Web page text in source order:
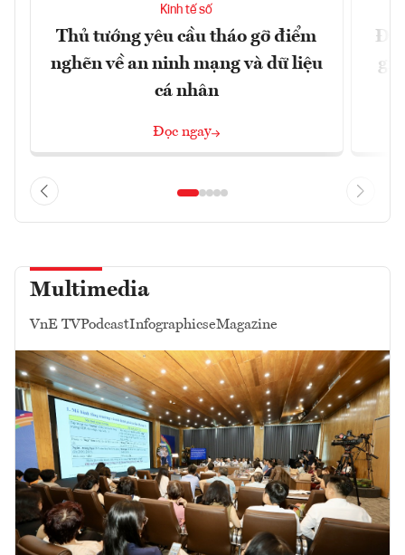
Kinh tế số
Thủ tướng yêu cầu tháo gỡ điểm
nghẽn về an ninh mạng và dữ liệu
cá nhân
Đọc ngay
Đề
Multimedia
VnE TVPodcastInfographicseMagazine